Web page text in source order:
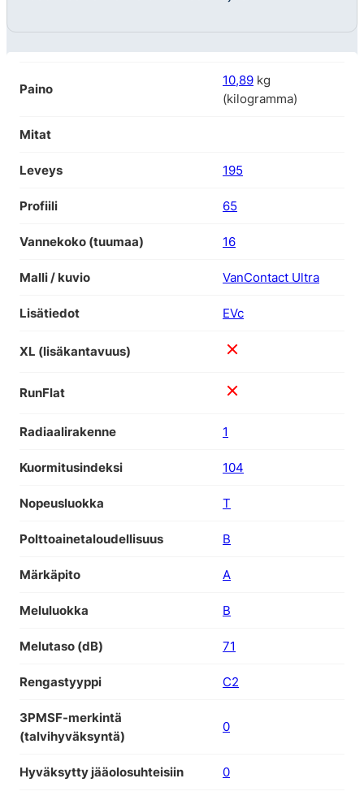
Paino
10,89 kg
(kilogramma)
Mitat
Leveys 195
Profiili 65
Vannekoko (tuumaa) 16
Malli / kuvio VanContact Ultra
Lisätiedot EVc
XL (lisäkantavuus)
RunFlat
Radiaalirakenne 1
Kuormitusindeksi 104
Nopeusluokka T
Polttoainetaloudellisuus B
Märkäpito A
Meluluokka B
Melutaso (dB) 71
Rengastyyppi C2
3PMSF-merkintä
(talvihyväksyntä)
0
Hyväksytty jääolosuhteisiin 0